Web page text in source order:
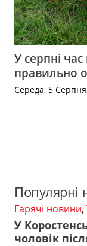
У серпні
правильно
Середа, 5
Популярні
Гарячі новини,
У
чоловік